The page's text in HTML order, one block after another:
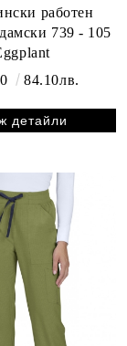
работен
739 - 105
84.10лв.
детайли